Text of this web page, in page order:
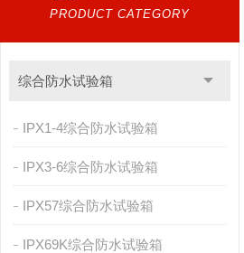
PRODUCT CATEGORY
综合防水试验箱
IPX1-4综合防水试验箱
IPX3-6综合防水试验箱
IPX57综合防水试验箱
IPX69K综合防水试验箱